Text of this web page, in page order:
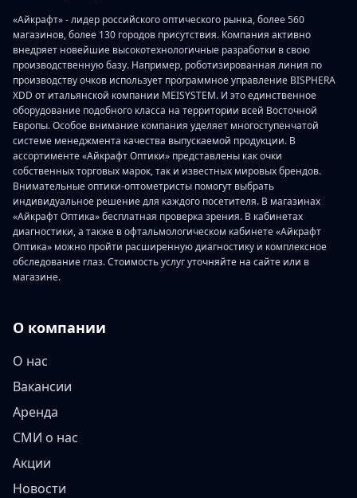
«Айкрафт» - лидер российского оптического рынка, более 560
магазинов, более 130 городов присутствия. Компания активно
внедряет новейшие высокотехнологичные разработки в свою
производственную базу. Например, роботизированная линия по
производству очков использует программное управление BISPHERA
XDD от итальянской компании MEISYSTEM. И это единственное
оборудование подобного класса на территории всей Восточной
Европы. Особое внимание компания уделяет многоступенчатой
системе менеджмента качества выпускаемой продукции. В
ассортименте «Айкрафт Оптики» представлены как очки
собственных торговых марок, так и известных мировых брендов.
Внимательные оптики-оптометристы помогут выбрать
индивидуальное решение для каждого посетителя. В магазинах
«Айкрафт Оптика» бесплатная проверка зрения. В кабинетах
диагностики, а также в офтальмологическом кабинете «Айкрафт
Оптика» можно пройти расширенную диагностику и комплексное
обследование глаз. Стоимость услуг уточняйте на сайте или в
магазине.
О компании
О нас
Вакансии
Аренда
СМИ о нас
Акции
Новости